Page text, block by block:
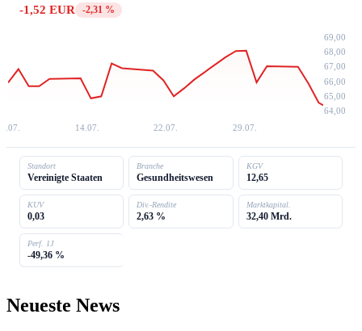
-1,52 EUR -2,31 %
69,00
68,00
67,00
66,00
65,00
64,00
14.07. 22.07. 29.07.
Standort
Vereinigte Staaten
Branche
Gesundheitswesen
KGV
12,65
KUV
0,03
Div.-Rendite
2,63 %
Marktkapital.
32,40 Mrd.
Perf. 1J
-49,36 %
Neueste News